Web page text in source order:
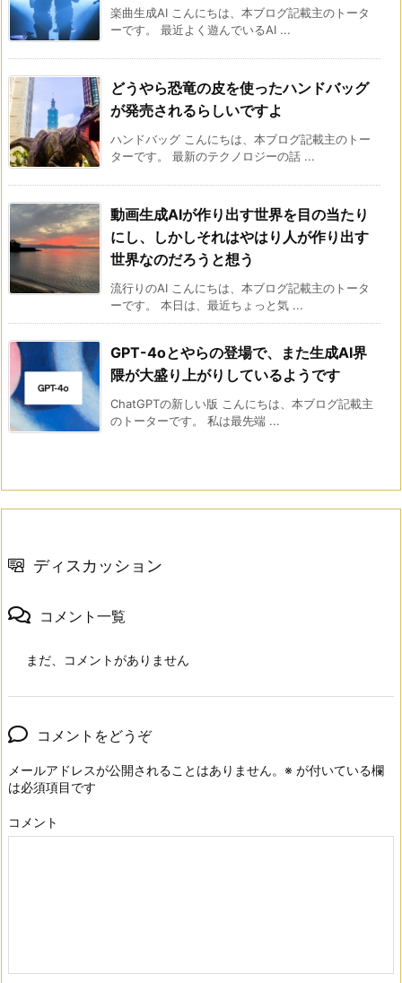
楽曲生成AI こんにちは、本ブログ記載主のトータ
ーです。 最近よく遊んでいるAI ...
どうやら恐竜の皮を使ったハンドバッグ
が発売されるらしいですよ
ハンドバッグ こんにちは、本ブログ記載主のトー
ターです。 最新のテクノロジーの話 ...
動画生成AIが作り出す世界を目の当たり
にし、しかしそれはやはり人が作り出す
世界なのだろうと想う
流行りのAI こんにちは、本ブログ記載主のトータ
ーです。 本日は、最近ちょっと気 ...
GPT-4oとやらの登場で、また生成AI界
隈が大盛り上がりしているようです
ChatGPTの新しい版 こんにちは、本ブログ記載主
のトーターです。 私は最先端 ...
ディスカッション
コメント一覧
まだ、コメントがありません
コメントをどうぞ
メールアドレスが公開されることはありません。 ※ が付いている欄
は必須項目です
コメント